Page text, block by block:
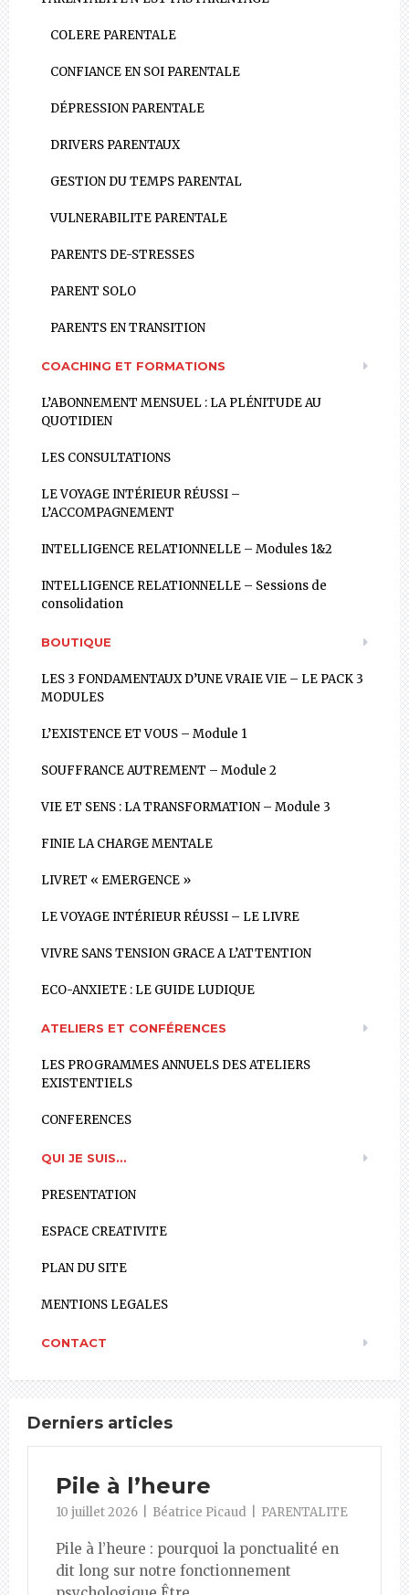
COLERE PARENTALE
CONFIANCE EN SOI PARENTALE
DÉPRESSION PARENTALE
DRIVERS PARENTAUX
GESTION DU TEMPS PARENTAL
VULNERABILITE PARENTALE
PARENTS DE-STRESSES
PARENT SOLO
PARENTS EN TRANSITION
COACHING ET FORMATIONS
L’ABONNEMENT MENSUEL : LA PLÉNITUDE AU
QUOTIDIEN
LES CONSULTATIONS
LE VOYAGE INTÉRIEUR RÉUSSI –
L’ACCOMPAGNEMENT
INTELLIGENCE RELATIONNELLE – Modules 1&2
INTELLIGENCE RELATIONNELLE – Sessions de
consolidation
BOUTIQUE
LES 3 FONDAMENTAUX D’UNE VRAIE VIE – LE PACK 3
MODULES
L’EXISTENCE ET VOUS – Module 1
SOUFFRANCE AUTREMENT – Module 2
VIE ET SENS : LA TRANSFORMATION – Module 3
FINIE LA CHARGE MENTALE
LIVRET « EMERGENCE »
LE VOYAGE INTÉRIEUR RÉUSSI – LE LIVRE
VIVRE SANS TENSION GRACE A L’ATTENTION
ECO-ANXIETE : LE GUIDE LUDIQUE
ATELIERS ET CONFÉRENCES
LES PROGRAMMES ANNUELS DES ATELIERS
EXISTENTIELS
CONFERENCES
QUI JE SUIS…
PRESENTATION
ESPACE CREATIVITE
PLAN DU SITE
MENTIONS LEGALES
CONTACT
Derniers articles
Pile à l’heure
10 juillet 2026 Béatrice Picaud PARENTALITE
Pile à l’heure : pourquoi la ponctualité en
dit long sur notre fonctionnement